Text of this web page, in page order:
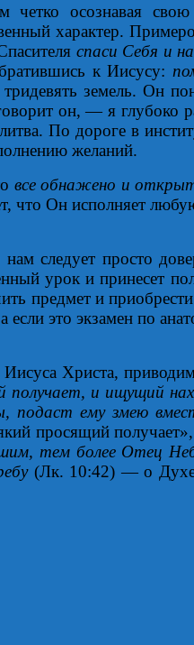
четко осознавая
характер.
спаси Себя и
к Иисусу:
земель. Он
он, — я глубоко
По дороге в
желаний.
все обнажено и
что Он исполняет
следует просто
урок и принесет
предмет и
это экзамен по
Христа,
и ищущий
подаст ему змею
просящий
тем более Отец
(Лк. 10:42) — о Духе